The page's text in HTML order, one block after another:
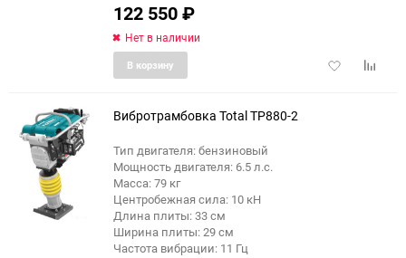
122 550₽
Нет в наличии
Добавить
В корзину
Вибротрамбовка Total TP880-2
Тип двигателя: бензиновый
Мощность двигателя: 6.5 л.с.
Масса: 79 кг
Центробежная сила: 10 кН
Длина плиты: 33 см
Ширина плиты: 29 см
Частота вибрации: 11 Гц